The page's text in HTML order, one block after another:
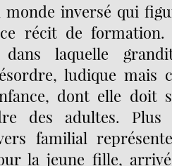
monde inversé qui
récit de formation.
dans laquelle
ludique mais
dont elle doit
des adultes. Plus
familial
la jeune fille,